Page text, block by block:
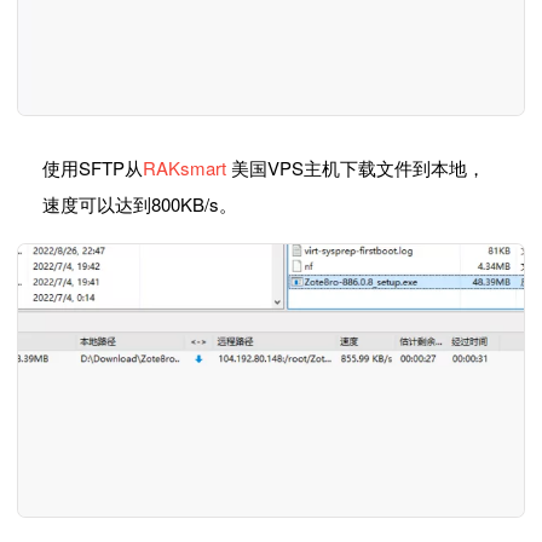
使用SFTP从RAKsmart 美国VPS主机下载文件到本地，
速度可以达到800KB/s。